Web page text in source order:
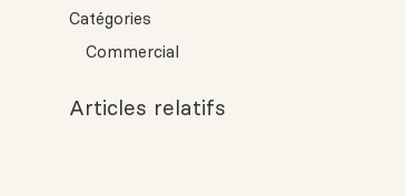
Catégories
Commercial
Articles relatifs